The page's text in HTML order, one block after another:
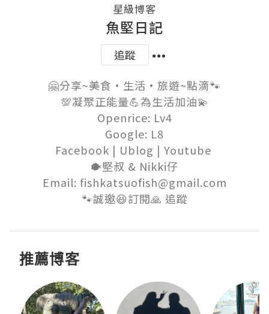
星級博客
魚堅日記
追蹤
🤗分享~美食•生活•旅遊~點滴🐾
💯凝聚正能量💪為生活加油💫
Openrice: Lv4
Google: L8
Facebook | Ublog | Youtube
🐡堅叔 & Nikki仔
Email: fishkatsuofish@gmail.com
🐾誠邀😆訂閱🙏 追蹤
推薦博客